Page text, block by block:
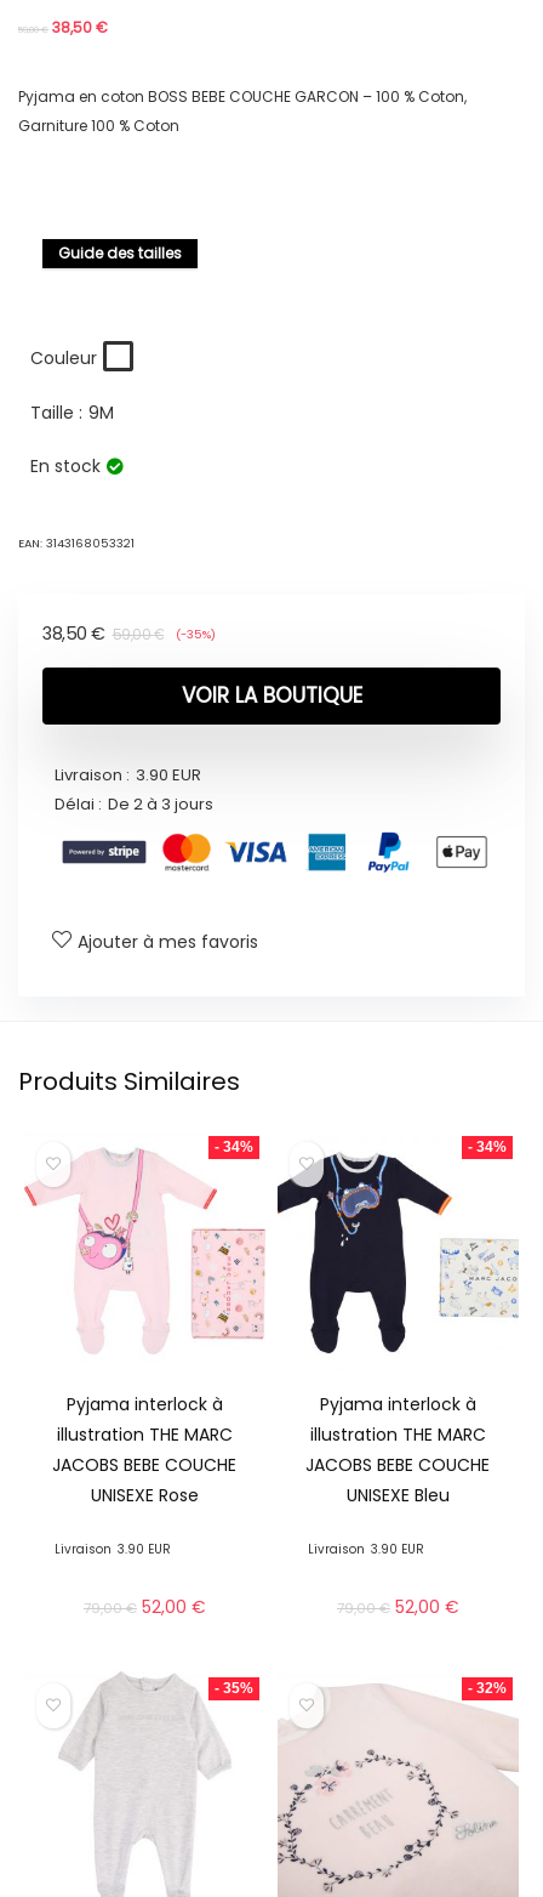
59,00€ 38,50€
Pyjama en coton BOSS BEBE COUCHE GARCON – 100 % Coton,
Garniture 100 % Coton
Guide des tailles
Couleur
Taille : 9M
En stock
EAN: 3143168053321
59,00€
38,50 € (-35%)
VOIR LA BOUTIQUE
Livraison : 3.90 EUR
Délai : De 2 à 3 jours
Ajouter à mes favoris
Produits Similaires
- 34%
Pyjama interlock à
illustration THE MARC
JACOBS BEBE COUCHE
UNISEXE Rose
Livraison 3.90 EUR
79,00€ 52,00 €
- 34%
Pyjama interlock à
illustration THE MARC
JACOBS BEBE COUCHE
UNISEXE Bleu
Livraison 3.90 EUR
79,00€ 52,00 €
- 35% - 32%